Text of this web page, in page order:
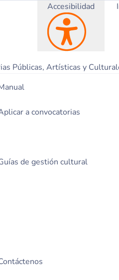
a convocatorias
de gestión cultural
Accesibilidad
Públicas, Artísticas y